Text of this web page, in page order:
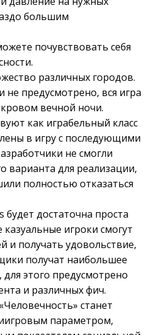
большим
почувствовать себя
различных городов.
предусмотрено, вся игра
вечной ночи.
как играбельный класс
в игру с последующими
не смогли
варианта для реализации,
полностью отказаться
будет достаточна проста
игроки смогут
и получать удовольствие,
получат наибольшее
этого предусмотрено
и различных фич.
станет
параметром,